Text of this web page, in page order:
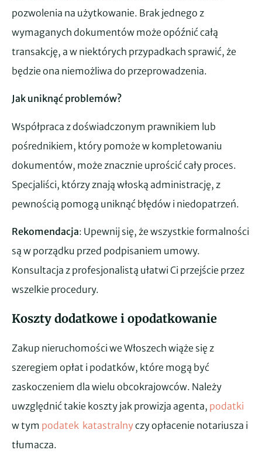
pozwolenia na użytkowanie. Brak jednego z
wymaganych dokumentów może opóźnić całą
transakcję, a w niektórych przypadkach sprawić, że
będzie ona niemożliwa do przeprowadzenia.
Jak uniknąć problemów?
Współpraca z doświadczonym prawnikiem lub
pośrednikiem, który pomoże w kompletowaniu
dokumentów, może znacznie uprościć cały proces.
Specjaliści, którzy znają włoską administrację, z
pewnością pomogą uniknąć błędów i niedopatrzeń.
Rekomendacja: Upewnij się, że wszystkie formalności
są w porządku przed podpisaniem umowy.
Konsultacja z profesjonalistą ułatwi Ci przejście przez
wszelkie procedury.
Koszty dodatkowe i opodatkowanie
Zakup nieruchomości we Włoszech wiąże się z
szeregiem opłat i podatków, które mogą być
zaskoczeniem dla wielu obcokrajowców. Należy
uwzględnić takie koszty jak prowizja agenta, podatki
w tym podatek katastralnyczy opłacenie notariusza i
tłumacza.